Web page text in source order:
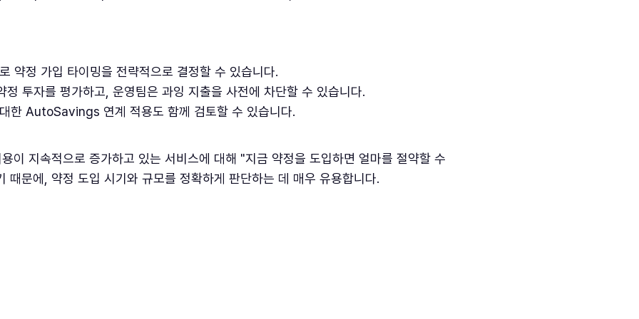
약정 가입 타이밍을 전략적으로 결정할 수 있습니다.
정 투자를 평가하고, 운영팀은 과잉 지출을 사전에 차단할 수 있습니다.
한 AutoSavings 연계 적용도 함께 검토할 수 있습니다.
이 지속적으로 증가하고 있는 서비스에 대해 "지금 약정을 도입하면 얼마를 절약할 수
때문에, 약정 도입 시기와 규모를 정확하게 판단하는 데 매우 유용합니다.